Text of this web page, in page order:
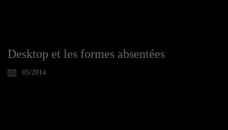
Desktop et les formes absentées
05/2014